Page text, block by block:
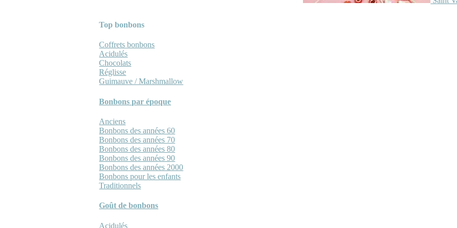
Top bonbons
Coffrets bonbons
Acidulés
Chocolats
Réglisse
Guimauve / Marshmallow
Bonbons par époque
Anciens
Bonbons des années 60
Bonbons des années 70
Bonbons des années 80
Bonbons des années 90
Bonbons des années 2000
Bonbons pour les enfants
Traditionnels
Goût de bonbons
Acidulés